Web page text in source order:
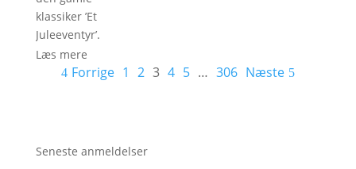
klassiker ’Et
Juleeventyr’.
Læs mere
Forrige 1 2 3 4 5 … 306 Næste
Seneste anmeldelser